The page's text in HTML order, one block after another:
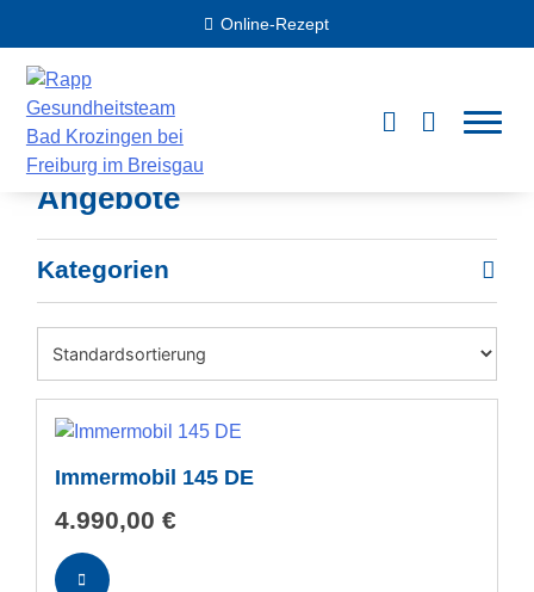
content
Online-Rezept
Angebote
Kategorien
Immermobil 145 DE
4.990,00€